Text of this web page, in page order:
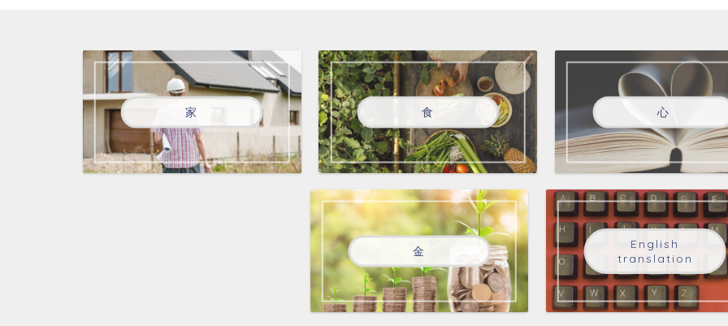
家 食 心
金
English
translation